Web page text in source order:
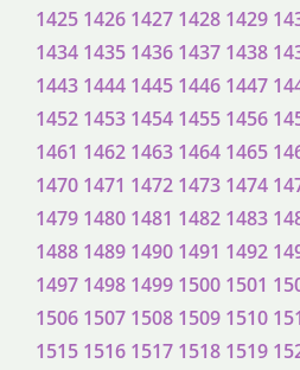
1425 1426 1427 1428 1429
1434 1435 1436 1437 1438
1443 1444 1445 1446 1447
1452 1453 1454 1455 1456
1461 1462 1463 1464 1465
1470 1471 1472 1473 1474
1479 1480 1481 1482 1483
1488 1489 1490 1491 1492
1497 1498 1499 1500 1501
1506 1507 1508 1509 1510
1515 1516 1517 1518 1519